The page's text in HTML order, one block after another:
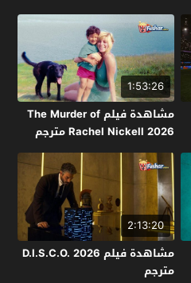
1:53:26
مشاهدة فيلم The Murder of
Rachel Nickell 2026 مترجم
2:13:20
مشاهدة فيلم D.I.S.C.O. 2026
مترجم